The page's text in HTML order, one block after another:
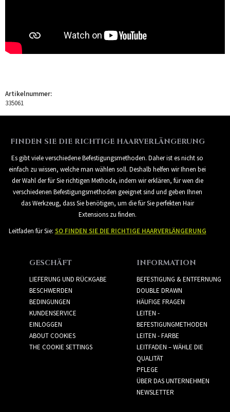
Artikelnummer:
335061
FINDEN SIE DIE RICHTIGE HAARVERLÄNGERUNG
Es gibt viele verschiedene Befestigungsmethoden. Daher ist es nicht so
einfach zu wissen, welche man wählen soll. Deshalb helfen wir Ihnen bei
der Wahl der für Sie richtigen Methode, indem wir erklären, für wen die
verschiedenen Befestigungsmethoden geeignet sind und geben Ihnen
das Werkzeug, dass Sie benötigen, um die für Sie perfekten Hair
Extensions zu finden.
Leitfaden für Sie: SO FINDEN SIE DIE RICHTIGE HAARVERLÄNGERUNG
GESCHÄFT
LIEFERUNG UND RÜCKGABE
BESCHWERDEN
BEDINGUNGEN
KUNDENSERVICE
EINLOGGEN
ABOUT COOKIES
THE COOKIE SETTINGS
INFORMATION
BEFESTIGUNG & ENTFERNUNG
DOUBLE DRAWN
HÄUFIGE FRAGEN
LEITEN -
BEFESTIGUNGMETHODEN
LEITEN - FARBE
LEITFADEN – WÄHLE DIE
QUALITÄT
PFLEGE
ÜBER DAS UNTERNEHMEN
NEWSLETTER